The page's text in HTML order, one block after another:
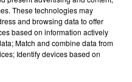
These technologies may
and browsing data to offer
based on information actively
Match and combine data from
Identify devices based on